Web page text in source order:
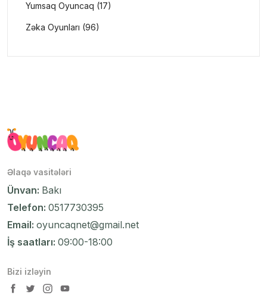
Yumsaq Oyuncaq (17)
Zəka Oyunları (96)
Əlaqə vasitələri
Ünvan: Bakı
Telefon: 0517730395
Email: oyuncaqnet@gmail.net
İş saatları: 09:00-18:00
Bizi izləyin